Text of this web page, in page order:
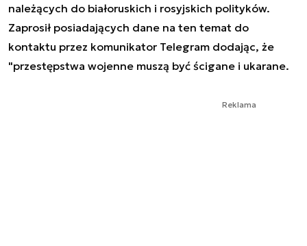
należących do białoruskich i rosyjskich polityków.
Zaprosił posiadających dane na ten temat do
kontaktu przez komunikator Telegram dodając, że
"przestępstwa wojenne muszą być ścigane i ukarane.
Reklama